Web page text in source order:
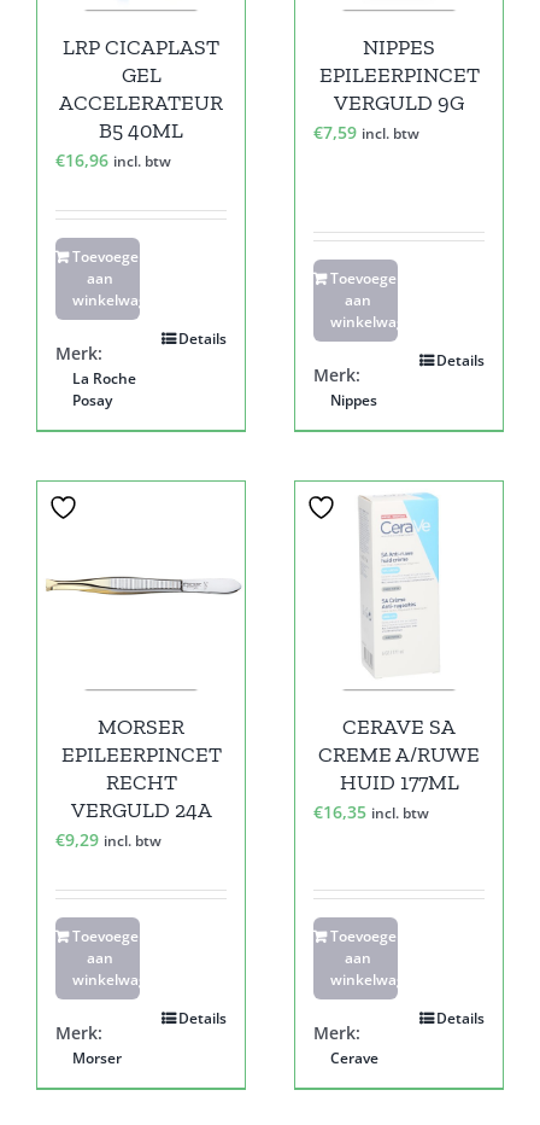
LRP CICAPLAST
GEL
ACCELERATEUR
B5 40ML
€16,96 incl. btw
Toevoegen
aan
winkelwagen
Details
Merk:
La Roche
Posay
NIPPES
EPILEERPINCET
VERGULD 9G
€7,59 incl. btw
Toevoegen
aan
winkelwagen
Details
Merk:
Nippes
MORSER
EPILEERPINCET
RECHT
VERGULD 24A
€9,29 incl. btw
Toevoegen
aan
winkelwagen
Details
Merk:
Morser
CERAVE SA
CREME A/RUWE
HUID 177ML
€16,35 incl. btw
Toevoegen
aan
winkelwagen
Details
Merk:
Cerave